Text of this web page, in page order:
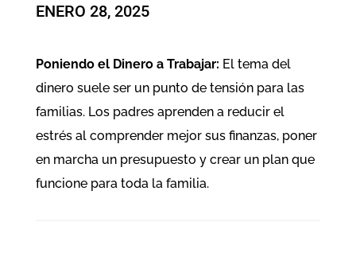
ENERO 28, 2025
Poniendo el Dinero a Trabajar: El tema del
dinero suele ser un punto de tensión para las
familias. Los padres aprenden a reducir el
estrés al comprender mejor sus finanzas, poner
en marcha un presupuesto y crear un plan que
funcione para toda la familia.